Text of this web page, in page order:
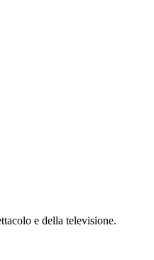
e della televisione.